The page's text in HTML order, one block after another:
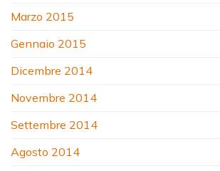
Marzo 2015
Gennaio 2015
Dicembre 2014
Novembre 2014
Settembre 2014
Agosto 2014